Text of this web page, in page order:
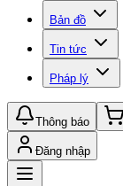
Bản đồ
Tin tức
Pháp lý
Thông báo
Đăng nhập